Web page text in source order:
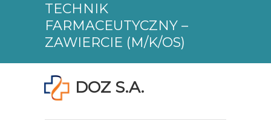
TECHNIK
FARMACEUTYCZNY –
ZAWIERCIE (M/K/OS)
DOZ S.A.